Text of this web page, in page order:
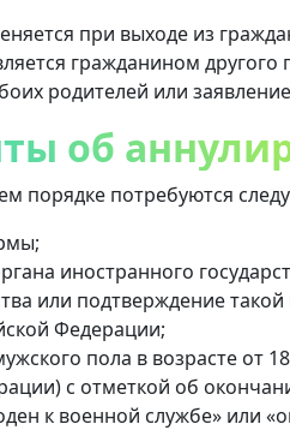
при выходе из
гражданином другого
родителей или
об
порядке потребуются
иностранного
или подтверждение
Федерации;
пола в возрасте от
с отметкой об
к военной службе» или